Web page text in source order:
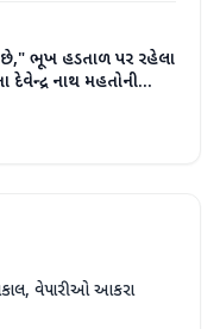
છે," ભૂખ હડતાળ પર રહેલા
દેવેન્દ્ર નાથ મહતોની
વેપારીઓ આકરા